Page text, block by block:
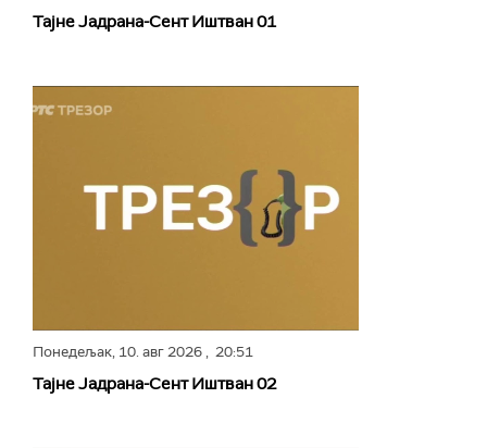
Тајне Јадрана-Сент Иштван 01
Понедељак, 10. авг 2026, 20:51
Тајне Јадрана-Сент Иштван 02